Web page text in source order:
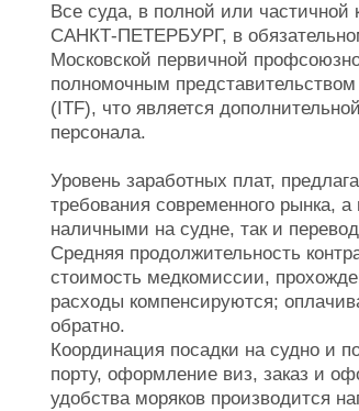
Все суда, в полной или
САНКТ-ПЕТЕРБУРГ, в
Московской первичной
полномочным
(ITF), что является
персонала.
Уровень заработных плат,
требования современного рынка,
наличными на судне, так и
Средняя продолжительность
стоимость медкомиссии,
расходы компенсируются;
обратно.
Координация посадки на судно и
порту, оформление виз, заказ и
удобства моряков производится